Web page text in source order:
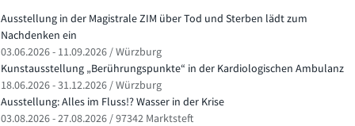
Ausstellung in der Magistrale ZIM über Tod und Sterben lädt zum
Nachdenken ein
03.06.2026 - 11.09.2026 / Würzburg
Kunstausstellung „Berührungspunkte“ in der Kardiologischen Ambulanz
18.06.2026 - 31.12.2026 / Würzburg
Ausstellung: Alles im Fluss!? Wasser in der Krise
03.08.2026 - 27.08.2026 / 97342 Marktsteft